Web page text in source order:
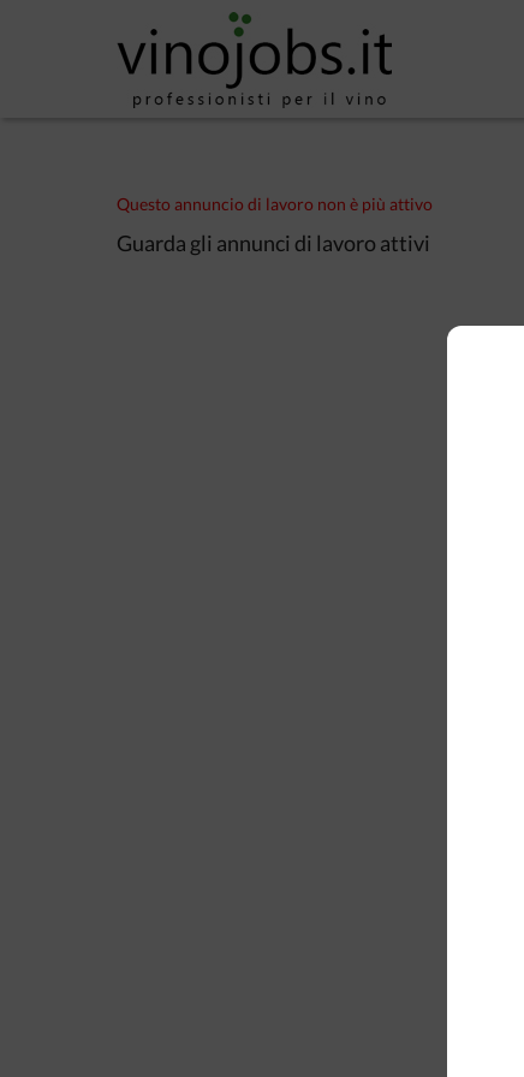
Questo annuncio di lavoro non è più attivo
Guarda gli annunci di lavoro attivi